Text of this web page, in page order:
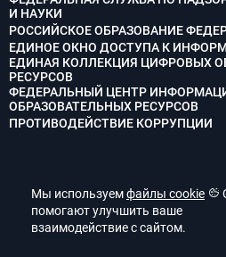
Мы используемфайлы cookie
помогают улучшить ваше
взаимодействие с сайтом.
Мы используемфайлы cookie
помогают улучшить ваше
взаимодействие с сайтом.
И НАУКИ
РОССИЙСКОЕ ОБРАЗОВАНИЕ
ЕДИНОЕ ОКНО ДОСТУПА К
ЕДИНАЯ КОЛЛЕКЦИЯ ЦИФРОВЫХ
РЕСУРСОВ
ФЕДЕРАЛЬНЫЙ ЦЕНТР
ОБРАЗОВАТЕЛЬНЫХ РЕСУРСОВ
ПРОТИВОДЕЙСТВИЕ КОРРУПЦИИ
© 2022. Ступинский филиал МАИ.